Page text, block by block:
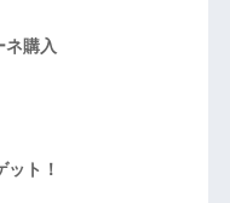
購入
ット！